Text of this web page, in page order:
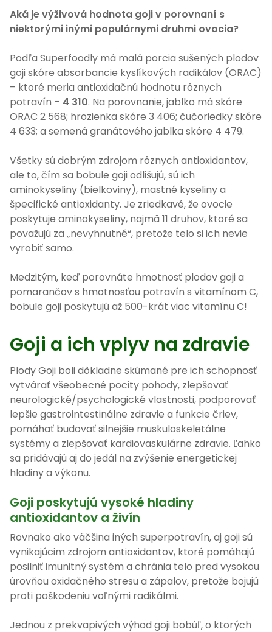
Aká je výživová hodnota goji v porovnaní s
niektorými inými populárnymi druhmi ovocia?
Podľa Superfoodly má malá porcia sušených plodov
goji skóre absorbancie kyslíkových radikálov (ORAC)
– ktoré meria antioxidačnú hodnotu rôznych
potravín – 4 310. Na porovnanie, jablko má skóre
ORAC 2 568; hrozienka skóre 3 406; čučoriedky skóre
4 633; a semená granátového jablka skóre 4 479.
Všetky sú dobrým zdrojom rôznych antioxidantov,
ale to, čím sa bobule goji odlišujú, sú ich
aminokyseliny (bielkoviny), mastné kyseliny a
špecifické antioxidanty. Je zriedkavé, že ovocie
poskytuje aminokyseliny, najmä 11 druhov, ktoré sa
považujú za „nevyhnutné“, pretože telo si ich nevie
vyrobiť samo.
Medzitým, keď porovnáte hmotnosť plodov goji a
pomarančov s hmotnosťou potravín s vitamínom C,
bobule goji poskytujú až 500-krát viac vitamínu C!
Goji a ich vplyv na zdravie
Plody Goji boli dôkladne skúmané pre ich schopnosť
vytvárať všeobecné pocity pohody, zlepšovať
neurologické/psychologické vlastnosti, podporovať
lepšie gastrointestinálne zdravie a funkcie čriev,
pomáhať budovať silnejšie muskuloskeletálne
systémy a zlepšovať kardiovaskulárne zdravie. Ľahko
sa pridávajú aj do jedál na zvýšenie energetickej
hladiny a výkonu.
Goji poskytujú vysoké hladiny
antioxidantov a živín
Rovnako ako väčšina iných superpotravín, aj goji sú
vynikajúcim zdrojom antioxidantov, ktoré pomáhajú
posilniť imunitný systém a chránia telo pred vysokou
úrovňou oxidačného stresu a zápalov, pretože bojujú
proti poškodeniu voľnými radikálmi.
Jednou z prekvapivých výhod goji bobúľ, o ktorých